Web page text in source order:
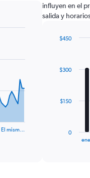
El mism…
influyen en el
salida y
12
The
0
$150
$300
$450